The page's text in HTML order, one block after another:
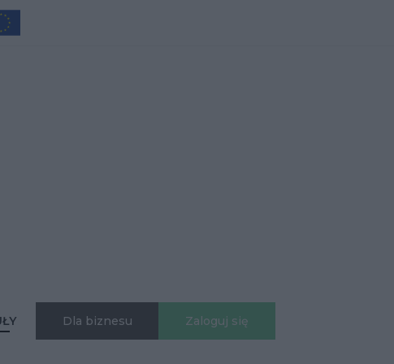
Dla biznesu Zaloguj się